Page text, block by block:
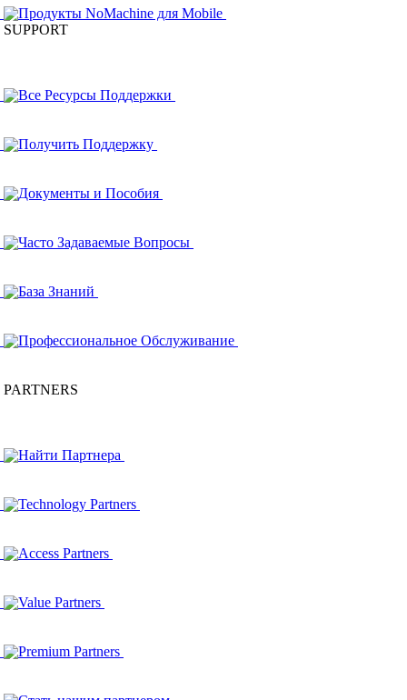
Продукты NoMachine для Mobile
SUPPORT
Все Ресурсы Поддержки
Получить Поддержку
Документы и Пособия
Часто Задаваемые Вопросы
База Знаний
Профессиональное Обслуживание
PARTNERS
Найти Партнера
Technology Partners
Access Partners
Value Partners
Premium Partners